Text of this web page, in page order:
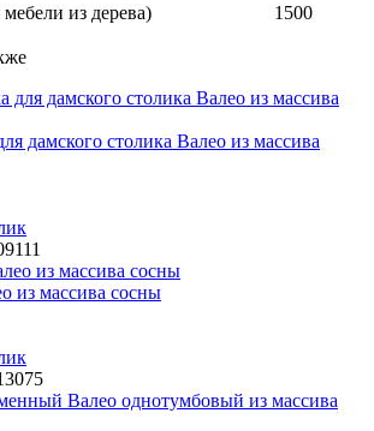
из дерева)
1500
дамского столика Валео из массива
из массива сосны